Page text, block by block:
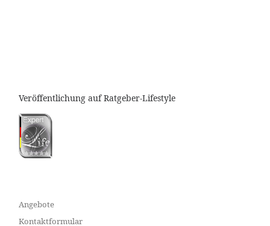
Veröffentlichung auf Ratgeber-Lifestyle
Angebote
Kontaktformular